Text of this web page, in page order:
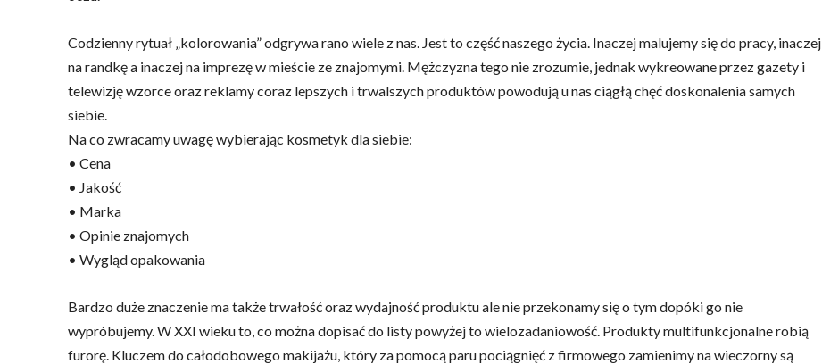
Codzienny rytuał „kolorowania” odgrywa rano wiele z nas. Jest to część naszego życia. Inaczej malujemy się do pracy, inaczej
na randkę a inaczej na imprezę w mieście ze znajomymi. Mężczyzna tego nie zrozumie, jednak wykreowane przez gazety i
telewizję wzorce oraz reklamy coraz lepszych i trwalszych produktów powodują u nas ciągłą chęć doskonalenia samych
siebie.
Na co zwracamy uwagę wybierając kosmetyk dla siebie:
• Cena
• Jakość
• Marka
• Opinie znajomych
• Wygląd opakowania
Bardzo duże znaczenie ma także trwałość oraz wydajność produktu ale nie przekonamy się o tym dopóki go nie
wypróbujemy. W XXI wieku to, co można dopisać do listy powyżej to wielozadaniowość. Produkty multifunkcjonalne robią
furorę. Kluczem do całodobowego makijażu, który za pomocą paru pociągnięć z firmowego zamienimy na wieczorny są